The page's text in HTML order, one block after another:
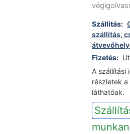
Szállítás:
szállítás,
Fizetés:
A szállítási
részletek
láthatóak.